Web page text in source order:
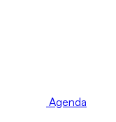
Agenda